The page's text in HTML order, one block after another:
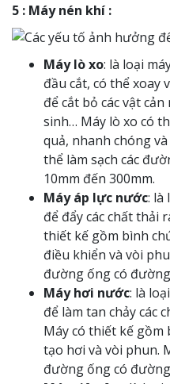
5 : Máy nén khí :
Máy lò xo: là loại
đầu cắt, có thể xoay
để cắt bỏ các vật
sinh… Máy lò xo có
quả, nhanh chóng
thể làm sạch các
10mm đến 300mm.
Máy áp lực nước: là
để đẩy các chất thải
thiết kế gồm bình
điều khiển và vòi
đường ống có
Máy hơi nước: là
để làm tan chảy các
Máy có thiết kế
tạo hơi và vòi phun.
đường ống có